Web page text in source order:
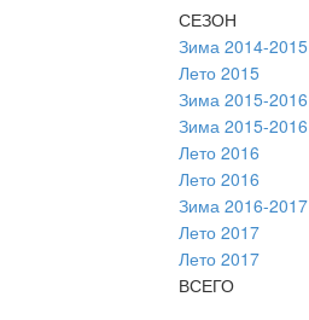
СЕЗОН
Зима 2014-2015
Лето 2015
Зима 2015-2016
Зима 2015-2016
Лето 2016
Лето 2016
Зима 2016-2017
Лето 2017
Лето 2017
ВСЕГО